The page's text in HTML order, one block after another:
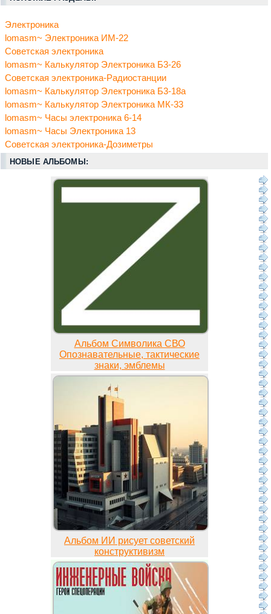
Электроника
lomasm~ Электроника ИМ-22
Советская электроника
lomasm~ Калькулятор Электроника Б3-26
Советская электроника-Радиостанции
lomasm~ Калькулятор Электроника Б3-18а
lomasm~ Калькулятор Электроника МК-33
lomasm~ Часы электроника 6-14
lomasm~ Часы Электроника 13
Советская электроника-Дозиметры
НОВЫЕ АЛЬБОМЫ:
Альбом Символика СВО
Опознавательные, тактические
знаки, эмблемы
Альбом ИИ рисует советский
конструктивизм